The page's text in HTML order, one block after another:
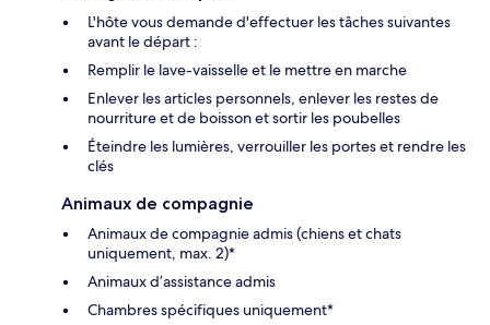
L'hôte vous demande d'effectuer les tâches suivantes
avant le départ :
Remplir le lave-vaisselle et le mettre en marche
Enlever les articles personnels, enlever les restes de
nourriture et de boisson et sortir les poubelles
Éteindre les lumières, verrouiller les portes et rendre les
clés
Animaux de compagnie
Animaux de compagnie admis (chiens et chats
uniquement, max. 2)*
Animaux d’assistance admis
Chambres spécifiques uniquement*